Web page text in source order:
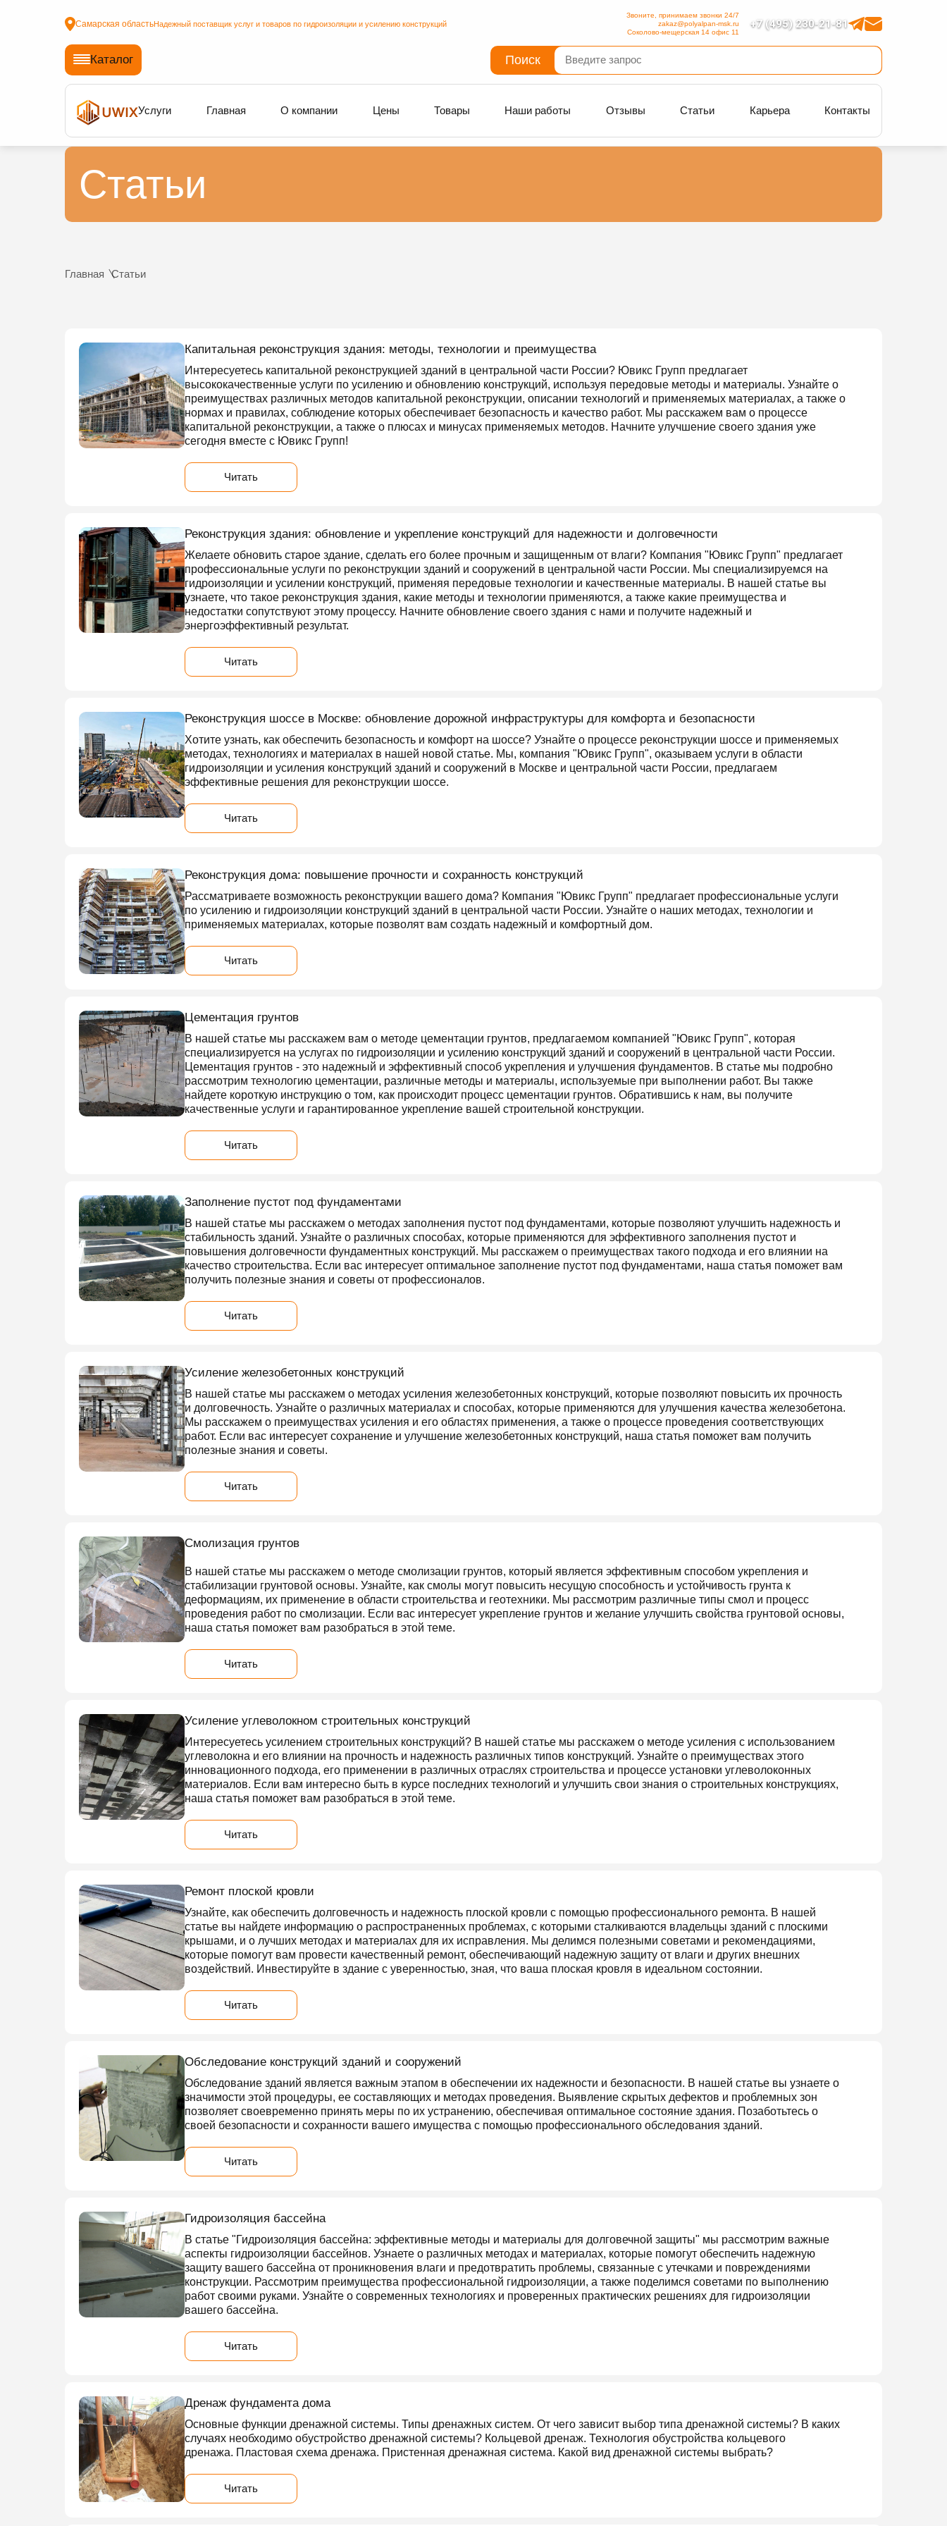
Самарская областьНадежный поставщик услуг и товаров по гидроизоляции и усилению конструкций +7 (495) 230-21-81
Звоните, принимаем звонки 24/7
zakaz@polyalpan-msk.ru
Соколово-мещерская 14 офис 11
Каталог Поиск
Услуги Главная О компании Цены Товары Наши работы Отзывы Статьи Карьера Контакты
Статьи
Главная Статьи
Капитальная реконструкция здания: методы, технологии и преимущества
Интересуетесь капитальной реконструкцией зданий в центральной части России? Ювикс Групп предлагает
высококачественные услуги по усилению и обновлению конструкций, используя передовые методы и материалы. Узнайте о
преимуществах различных методов капитальной реконструкции, описании технологий и применяемых материалах, а также о
нормах и правилах, соблюдение которых обеспечивает безопасность и качество работ. Мы расскажем вам о процессе
капитальной реконструкции, а также о плюсах и минусах применяемых методов. Начните улучшение своего здания уже
сегодня вместе с Ювикс Групп!
Читать
Реконструкция здания: обновление и укрепление конструкций для надежности и долговечности
Желаете обновить старое здание, сделать его более прочным и защищенным от влаги? Компания "Ювикс Групп" предлагает
профессиональные услуги по реконструкции зданий и сооружений в центральной части России. Мы специализируемся на
гидроизоляции и усилении конструкций, применяя передовые технологии и качественные материалы. В нашей статье вы
узнаете, что такое реконструкция здания, какие методы и технологии применяются, а также какие преимущества и
недостатки сопутствуют этому процессу. Начните обновление своего здания с нами и получите надежный и
энергоэффективный результат.
Читать
Реконструкция шоссе в Москве: обновление дорожной инфраструктуры для комфорта и безопасности
Хотите узнать, как обеспечить безопасность и комфорт на шоссе? Узнайте о процессе реконструкции шоссе и применяемых
методах, технологиях и материалах в нашей новой статье. Мы, компания "Ювикс Групп", оказываем услуги в области
гидроизоляции и усиления конструкций зданий и сооружений в Москве и центральной части России, предлагаем
эффективные решения для реконструкции шоссе.
Читать
Реконструкция дома: повышение прочности и сохранность конструкций
Рассматриваете возможность реконструкции вашего дома? Компания "Ювикс Групп" предлагает профессиональные услуги
по усилению и гидроизоляции конструкций зданий в центральной части России. Узнайте о наших методах, технологии и
применяемых материалах, которые позволят вам создать надежный и комфортный дом.
Читать
Цементация грунтов
В нашей статье мы расскажем вам о методе цементации грунтов, предлагаемом компанией "Ювикс Групп", которая
специализируется на услугах по гидроизоляции и усилению конструкций зданий и сооружений в центральной части России.
Цементация грунтов - это надежный и эффективный способ укрепления и улучшения фундаментов. В статье мы подробно
рассмотрим технологию цементации, различные методы и материалы, используемые при выполнении работ. Вы также
найдете короткую инструкцию о том, как происходит процесс цементации грунтов. Обратившись к нам, вы получите
качественные услуги и гарантированное укрепление вашей строительной конструкции.
Читать
Заполнение пустот под фундаментами
В нашей статье мы расскажем о методах заполнения пустот под фундаментами, которые позволяют улучшить надежность и
стабильность зданий. Узнайте о различных способах, которые применяются для эффективного заполнения пустот и
повышения долговечности фундаментных конструкций. Мы расскажем о преимуществах такого подхода и его влиянии на
качество строительства. Если вас интересует оптимальное заполнение пустот под фундаментами, наша статья поможет вам
получить полезные знания и советы от профессионалов.
Читать
Усиление железобетонных конструкций
В нашей статье мы расскажем о методах усиления железобетонных конструкций, которые позволяют повысить их прочность
и долговечность. Узнайте о различных материалах и способах, которые применяются для улучшения качества железобетона.
Мы расскажем о преимуществах усиления и его областях применения, а также о процессе проведения соответствующих
работ. Если вас интересует сохранение и улучшение железобетонных конструкций, наша статья поможет вам получить
полезные знания и советы.
Читать
Смолизация грунтов
В нашей статье мы расскажем о методе смолизации грунтов, который является эффективным способом укрепления и
стабилизации грунтовой основы. Узнайте, как смолы могут повысить несущую способность и устойчивость грунта к
деформациям, их применение в области строительства и геотехники. Мы рассмотрим различные типы смол и процесс
проведения работ по смолизации. Если вас интересует укрепление грунтов и желание улучшить свойства грунтовой основы,
наша статья поможет вам разобраться в этой теме.
Читать
Усиление углеволокном строительных конструкций
Интересуетесь усилением строительных конструкций? В нашей статье мы расскажем о методе усиления с использованием
углеволокна и его влиянии на прочность и надежность различных типов конструкций. Узнайте о преимуществах этого
инновационного подхода, его применении в различных отраслях строительства и процессе установки углеволоконных
материалов. Если вам интересно быть в курсе последних технологий и улучшить свои знания о строительных конструкциях,
наша статья поможет вам разобраться в этой теме.
Читать
Ремонт плоской кровли
Узнайте, как обеспечить долговечность и надежность плоской кровли с помощью профессионального ремонта. В нашей
статье вы найдете информацию о распространенных проблемах, с которыми сталкиваются владельцы зданий с плоскими
крышами, и о лучших методах и материалах для их исправления. Мы делимся полезными советами и рекомендациями,
которые помогут вам провести качественный ремонт, обеспечивающий надежную защиту от влаги и других внешних
воздействий. Инвестируйте в здание с уверенностью, зная, что ваша плоская кровля в идеальном состоянии.
Читать
Обследование конструкций зданий и сооружений
Обследование зданий является важным этапом в обеспечении их надежности и безопасности. В нашей статье вы узнаете о
значимости этой процедуры, ее составляющих и методах проведения. Выявление скрытых дефектов и проблемных зон
позволяет своевременно принять меры по их устранению, обеспечивая оптимальное состояние здания. Позаботьтесь о
своей безопасности и сохранности вашего имущества с помощью профессионального обследования зданий.
Читать
Гидроизоляция бассейна
В статье "Гидроизоляция бассейна: эффективные методы и материалы для долговечной защиты" мы рассмотрим важные
аспекты гидроизоляции бассейнов. Узнаете о различных методах и материалах, которые помогут обеспечить надежную
защиту вашего бассейна от проникновения влаги и предотвратить проблемы, связанные с утечками и повреждениями
конструкции. Рассмотрим преимущества профессиональной гидроизоляции, а также поделимся советами по выполнению
работ своими руками. Узнайте о современных технологиях и проверенных практических решениях для гидроизоляции
вашего бассейна.
Читать
Дренаж фундамента дома
Основные функции дренажной системы. Типы дренажных систем. От чего зависит выбор типа дренажной системы? В каких
случаях необходимо обустройство дренажной системы? Кольцевой дренаж. Технология обустройства кольцевого
дренажа. Пластовая схема дренажа. Пристенная дренажная система. Какой вид дренажной системы выбрать?
Читать